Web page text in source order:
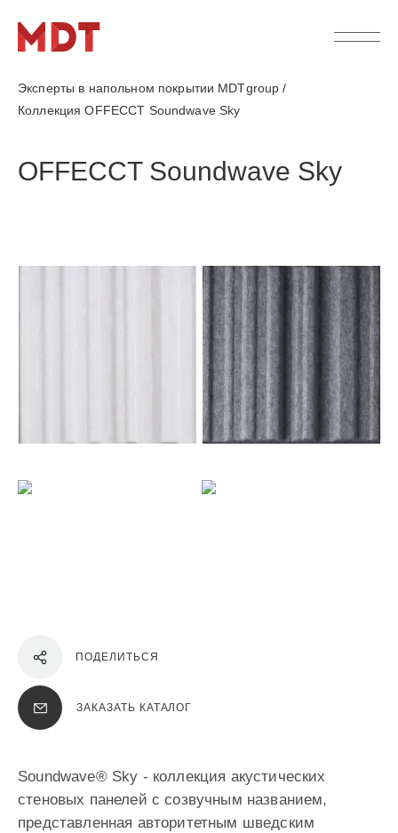
Эксперты в напольном покрытии MDTgroup /
Коллекция OFFECCT Soundwave Sky
OFFECCT Soundwave Sky
ПОДЕЛИТЬСЯ
ЗАКАЗАТЬ КАТАЛОГ
Soundwave® Sky - коллекция акустических
стеновых панелей с созвучным названием,
представленная авторитетным шведским